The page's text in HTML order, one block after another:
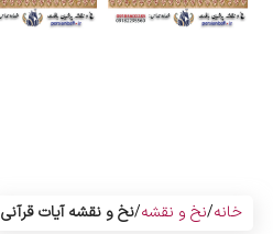
خانه نخ و نقشه نخ و نقشه آیات قرآنی